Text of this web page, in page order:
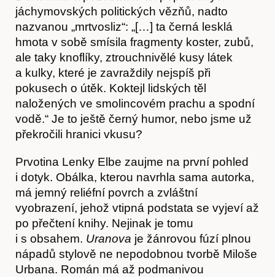
O nás
Obchod
jáchymovských politických vězňů, nadto
nazvanou „mrtvosliz“: „[…] ta černá lesklá
hmota v sobě smísila fragmenty koster, zubů,
ale taky knoflíky, ztrouchnivělé kusy látek
a kulky, které je zavraždily nejspíš při
pokusech o útěk. Koktejl lidských těl
naložených ve smolincovém prachu a spodní
vodě.“ Je to ještě černý humor, nebo jsme už
překročili hranici vkusu?
Prvotina Lenky Elbe zaujme na první pohled
i dotyk. Obálka, kterou navrhla sama autorka,
má jemný reliéfní povrch a zvláštní
vyobrazení, jehož vtipná podstata se vyjeví až
po přečtení knihy. Nejinak je tomu
i s obsahem. Uranova je žánrovou fúzí plnou
nápadů stylově ne nepodobnou tvorbě Miloše
Urbana. Román má až podmanivou